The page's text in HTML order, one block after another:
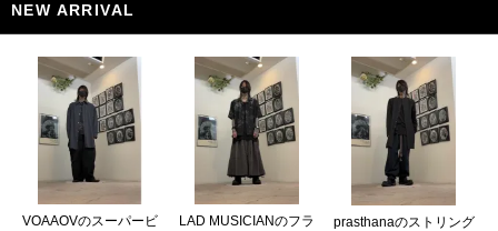
NEW ARRIVAL
VOAAOVのスーパービ
LAD MUSICIANのフラ
prasthanaのストリング